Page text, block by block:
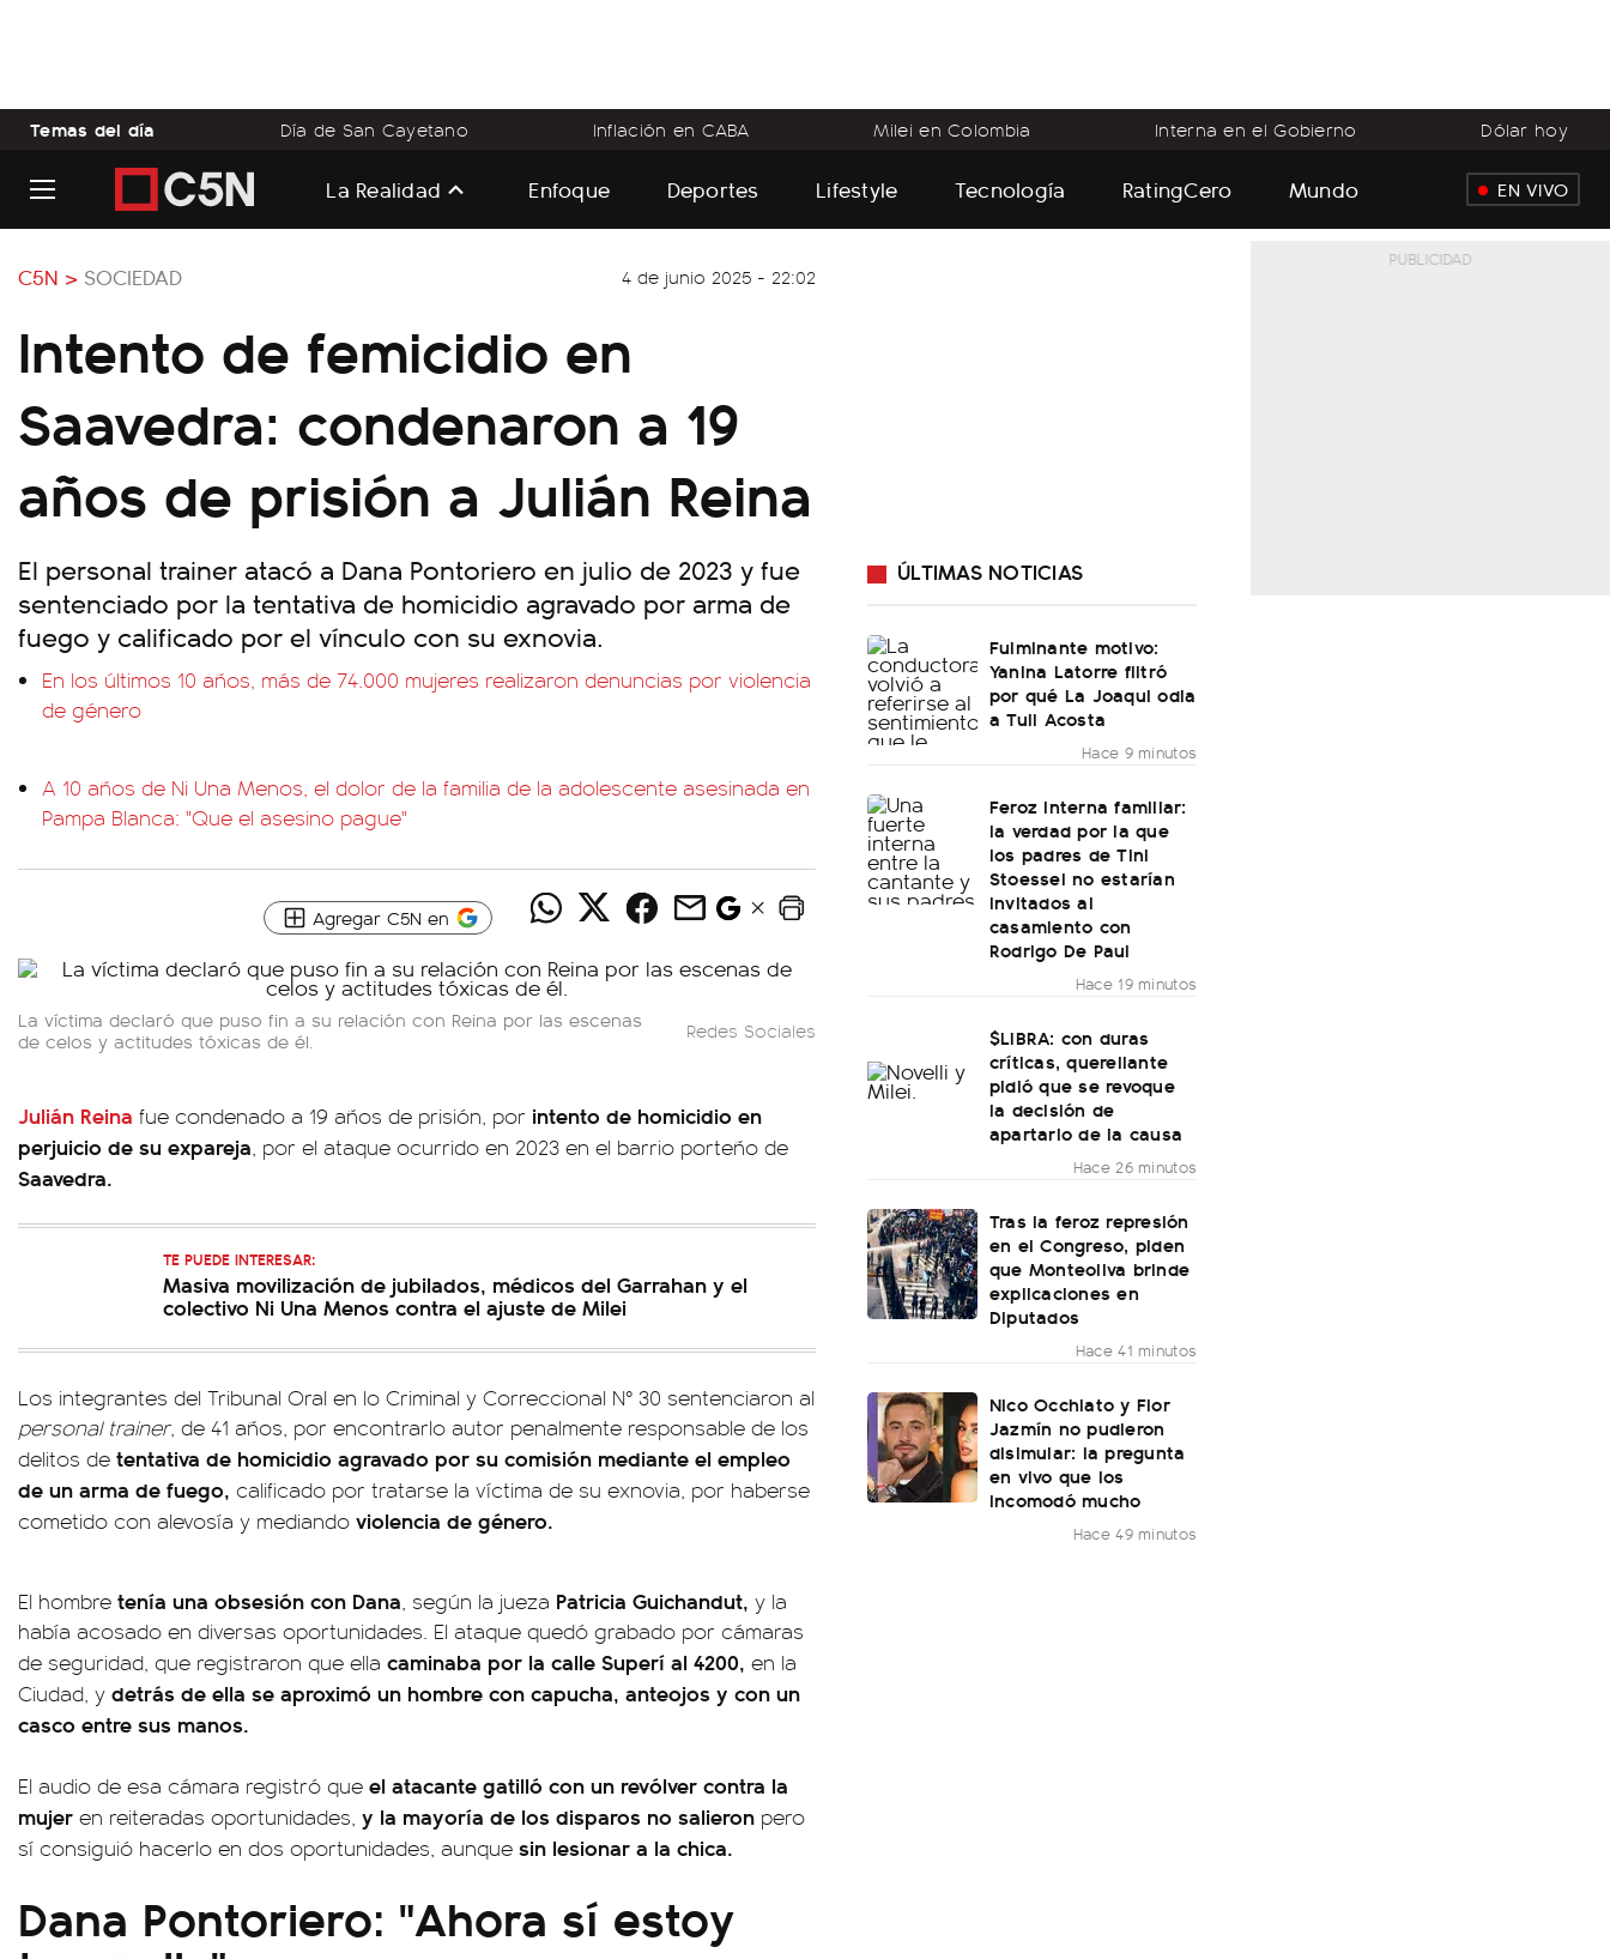
Temas del día Día de San Cayetano Inflación en CABA Milei en Colombia Interna en el Gobierno Dólar hoy
La Realidad Enfoque Deportes Lifestyle Tecnología RatingCero Mundo EN VIVO
C5N > SOCIEDAD 4 de junio 2025 - 22:02
Intento de femicidio en
Saavedra: condenaron a 19
años de prisión a Julián Reina
El personal trainer atacó a Dana Pontoriero en julio de 2023 y fue
sentenciado por la tentativa de homicidio agravado por arma de
fuego y calificado por el vínculo con su exnovia.
En los últimos 10 años, más de 74.000 mujeres realizaron denuncias por violencia
de género
A 10 años de Ni Una Menos, el dolor de la familia de la adolescente asesinada en
Pampa Blanca: "Que el asesino pague"
Agregar C5N en
La víctima declaró que puso fin a su relación con Reina por las escenas
de celos y actitudes tóxicas de él.
Redes Sociales
Julián Reina fue condenado a 19 años de prisión, por intento de homicidio en
perjuicio de su expareja, por el ataque ocurrido en 2023 en el barrio porteño de
Saavedra.
TE PUEDE INTERESAR:
Masiva movilización de jubilados, médicos del Garrahan y el
colectivo Ni Una Menos contra el ajuste de Milei
Los integrantes del Tribunal Oral en lo Criminal y Correccional N° 30 sentenciaron al
personal trainer, de 41 años, por encontrarlo autor penalmente responsable de los
delitos de tentativa de homicidio agravado por su comisión mediante el empleo
de un arma de fuego, calificado por tratarse la víctima de su exnovia, por haberse
cometido con alevosía y mediando violencia de género.
El hombre tenía una obsesión con Dana, según la jueza Patricia Guichandut, y la
había acosado en diversas oportunidades. El ataque quedó grabado por cámaras
de seguridad, que registraron que ella caminaba por la calle Superí al 4200, en la
Ciudad, y detrás de ella se aproximó un hombre con capucha, anteojos y con un
casco entre sus manos.
El audio de esa cámara registró que el atacante gatilló con un revólver contra la
mujer en reiteradas oportunidades, y la mayoría de los disparos no salieron pero
sí consiguió hacerlo en dos oportunidades, aunque sin lesionar a la chica.
Dana Pontoriero: "Ahora sí estoy
ÚLTIMAS NOTICIAS
Fulminante motivo:
Yanina Latorre filtró
por qué La Joaqui odia
a Tuli Acosta
Hace 9 minutos
Feroz interna familiar:
la verdad por la que
los padres de Tini
Stoessel no estarían
invitados al
casamiento con
Rodrigo De Paul
Hace 19 minutos
$LIBRA: con duras
críticas, querellante
pidió que se revoque
la decisión de
apartarlo de la causa
Hace 26 minutos
Tras la feroz represión
en el Congreso, piden
que Monteoliva brinde
explicaciones en
Diputados
Hace 41 minutos
Nico Occhiato y Flor
Jazmín no pudieron
disimular: la pregunta
en vivo que los
incomodó mucho
Hace 49 minutos